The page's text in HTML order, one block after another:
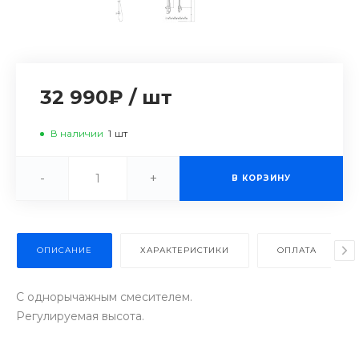
32 990₽ / шт
В наличии 1 шт
- + В КОРЗИНУ
ОПИСАНИЕ ХАРАКТЕРИСТИКИ ОПЛАТА
С однорычажным смесителем.
Регулируемая высота.